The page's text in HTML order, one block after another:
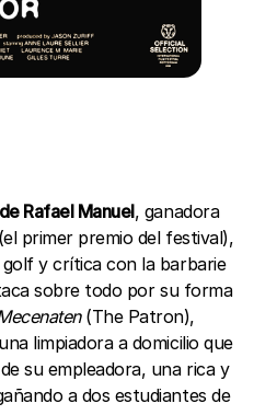
Rafael Manuel, ganadora
primer premio del festival),
y crítica con la barbarie
sobre todo por su forma
(The Patron),
limpiadora a domicilio que
su empleadora, una rica y
a dos estudiantes de